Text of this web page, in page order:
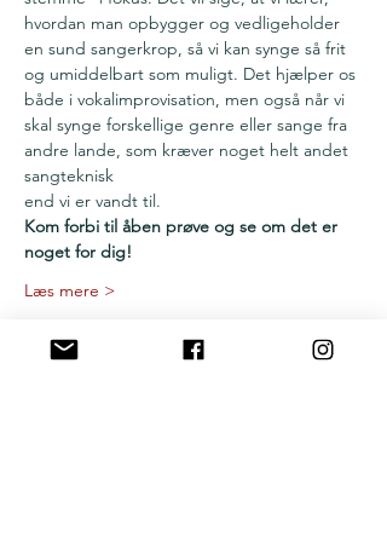
hvordan man opbygger og vedligeholder
en sund sangerkrop, så vi kan synge så frit
og umiddelbart som muligt. Det hjælper os
både i vokalimprovisation, men også når vi
skal synge forskellige genre eller sange fra
andre lande, som kræver noget helt andet
sangteknisk
end vi er vandt til.
Kom forbi til åben prøve og se om det er
noget for dig!
Læs mere >